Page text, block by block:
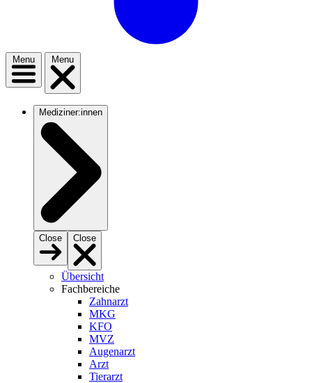
Menu Menu
Mediziner:innen
Close Close
Übersicht
Fachbereiche
Zahnarzt
MKG
KFO
MVZ
Augenarzt
Arzt
Tierarzt